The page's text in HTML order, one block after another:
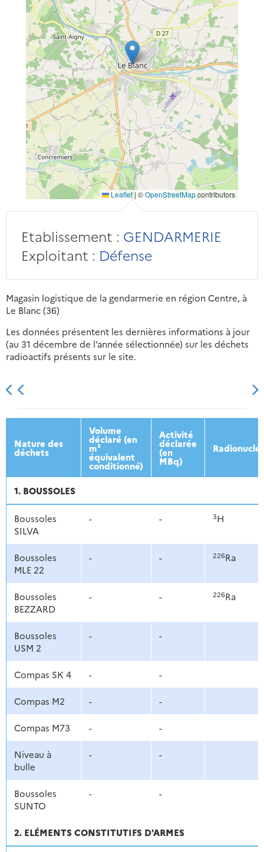
Leaflet | ©OpenStreetMapcontributors
Etablissement : GENDARMERIE
Exploitant : Défense
Magasin logistique de la gendarmerie en région Centre, à
Le Blanc (36)
Les données présentent les dernières informations à jour
(au 31 décembre de l’année sélectionnée) sur les déchets
radioactifs présents sur le site.
2013 2014 2015 2016
Nature des
déchets
Volume
déclaré (en
m³
équivalent
conditionné)
Activité
déclarée
(en
MBq)
1. BOUSSOLES
Boussoles
SILVA
- - 3H
Boussoles
MLE 22
- - 226Ra
Boussoles
BEZZARD
- - 226Ra
Boussoles
USM 2
- -
Compas SK 4 - -
Compas M2 - -
Compas M73 - -
Niveau à
bulle
- -
Boussoles
SUNTO
- -
2. ELÉMENTS CONSTITUTIFS D'ARMES